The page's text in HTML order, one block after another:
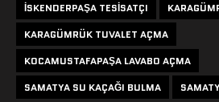
ISKENDERPAŞA TESISATÇI
KARAGÜMRÜK TUVALET AÇMA
KOCAMUSTAFAPAŞA LAVABO AÇMA
SAMATYA SU KAÇAĞI BULMA